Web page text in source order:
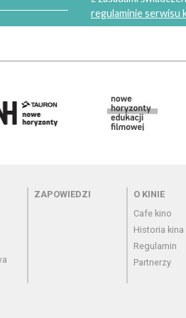
regulaminie serwisu
Menu - zapowiedzi
ZAPOWIEDZI Menu -
O KINIE
Cafe kino
Historia kina
Regulamin
Partnerzy